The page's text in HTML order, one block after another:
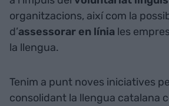
organitzacions, així com la
d’assessorar en línia les
la llengua.
Tenim a punt noves iniciatives
consolidant la llengua catalana